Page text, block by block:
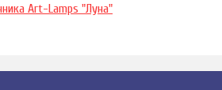
Art-Lamps "Луна"